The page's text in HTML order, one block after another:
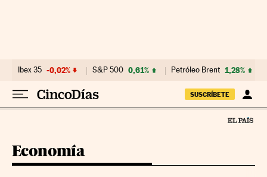
Ibex 35 -0,02% S&P 500 0,61% Petróleo Brent 1,28%
SUSCRÍBETE
Economía